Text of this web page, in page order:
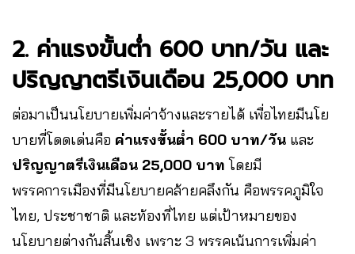
2. ค่าแรงขั้นต่ำ 600 บาท/วัน และ
ปริญญาตรีเงินเดือน 25,000 บาท
ต่อมาเป็นนโยบายเพิ่มค่าจ้างและรายได้ เพื่อไทยมีนโย
บายที่โดดเด่นคือ ค่าแรงขั้นต่ำ 600 บาท/วัน และ
ปริญญาตรีเงินเดือน 25,000 บาทโดยมี
พรรคการเมืองที่มีนโยบายคล้ายคลึงกัน คือพรรคภูมิใจ
ไทย, ประชาชาติ และท้องที่ไทย แต่เป้าหมายของ
นโยบายต่างกันสิ้นเชิง เพราะ 3 พรรคเน้นการเพิ่มค่า